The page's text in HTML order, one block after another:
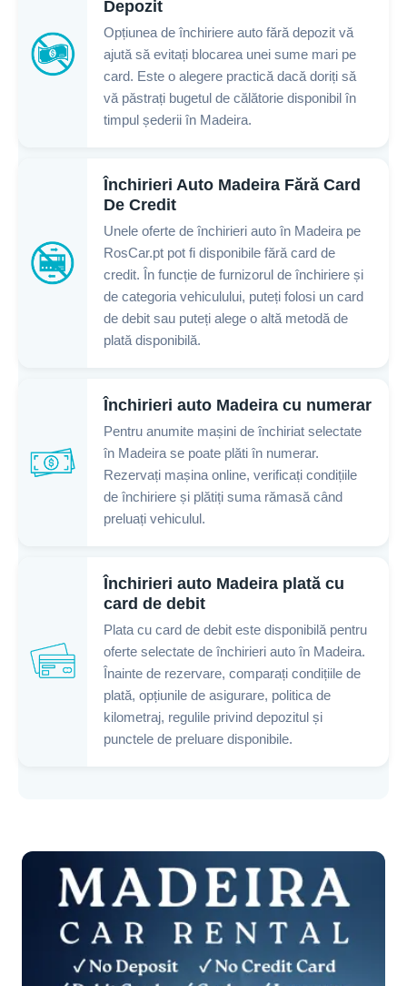
Depozit
Opțiunea de închiriere auto fără depozit vă
ajută să evitați blocarea unei sume mari pe
card. Este o alegere practică dacă doriți să
vă păstrați bugetul de călătorie disponibil în
timpul șederii în Madeira.
Închirieri Auto Madeira Fără Card
De Credit
Unele oferte de închirieri auto în Madeira pe
RosCar.pt pot fi disponibile fără card de
credit. În funcție de furnizorul de închiriere și
de categoria vehiculului, puteți folosi un card
de debit sau puteți alege o altă metodă de
plată disponibilă.
Închirieri auto Madeira cu numerar
Pentru anumite mașini de închiriat selectate
în Madeira se poate plăti în numerar.
Rezervați mașina online, verificați condițiile
de închiriere și plătiți suma rămasă când
preluați vehiculul.
Închirieri auto Madeira plată cu
card de debit
Plata cu card de debit este disponibilă pentru
oferte selectate de închirieri auto în Madeira.
Înainte de rezervare, comparați condițiile de
plată, opțiunile de asigurare, politica de
kilometraj, regulile privind depozitul și
punctele de preluare disponibile.